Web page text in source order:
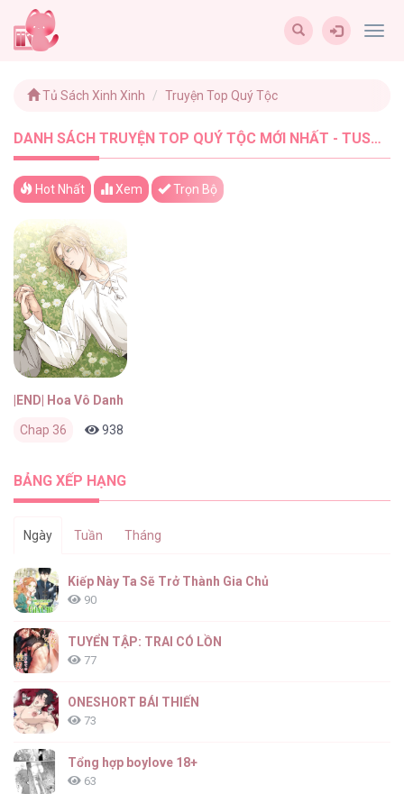
Tủ Sách Xinh Xinh Truyện Top Quý Tộc
DANH SÁCH TRUYỆN TOP QUÝ TỘC MỚI NHẤT - TUSACHXINHXINH (1)
Hot Nhất Xem Trọn Bộ
|END| Hoa Vô Danh
Chap 36 938
BẢNG XẾP HẠNG
Ngày Tuần Tháng
Kiếp Này Ta Sẽ Trở Thành Gia Chủ
90
TUYỂN TẬP: TRAI CÓ LỒN
77
ONESHORT BÁI THIẾN
73
Tổng hợp boylove 18+
63